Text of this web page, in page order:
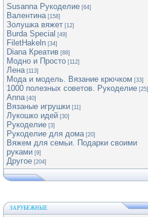
Susanna Рукоделие [64]
Валентина [158]
Золушка вяжет [12]
Burda Special [49]
FiletHakeln [34]
Diana Креатив [88]
Модно и Просто [112]
Лена [113]
Мода и модель. Вязание крючком [33]
1000 полезных советов. Рукоделие [25]
Anna [40]
Вязаные игрушки [11]
Лукошко идей [30]
Рукоделие [3]
Рукоделие для дома [20]
Вяжем для семьи. Подарки своими
руками [9]
Другое [204]
ЗАРУБЕЖНЫЕ